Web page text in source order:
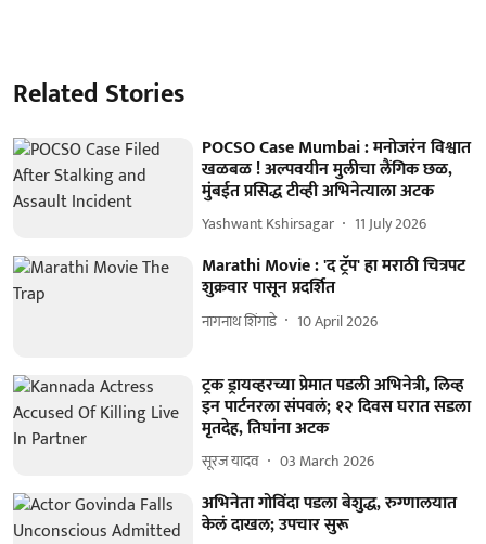
Related Stories
POCSO Case Mumbai : मनोजरंन विश्वात
खळबळ ! अल्पवयीन मुलीचा लैंगिक छळ,
मुंबईत प्रसिद्ध टीव्ही अभिनेत्याला अटक
Yashwant Kshirsagar 11 July 2026
Marathi Movie : 'द ट्रॅप' हा मराठी चित्रपट
शुक्रवार पासून प्रदर्शित
नागनाथ शिंगाडे 10 April 2026
ट्रक ड्रायव्हरच्या प्रेमात पडली अभिनेत्री, लिव्ह
इन पार्टनरला संपवलं; १२ दिवस घरात सडला
मृतदेह, तिघांना अटक
सूरज यादव 03 March 2026
अभिनेता गोविंदा पडला बेशुद्ध, रुग्णालयात
केलं दाखल; उपचार सुरू